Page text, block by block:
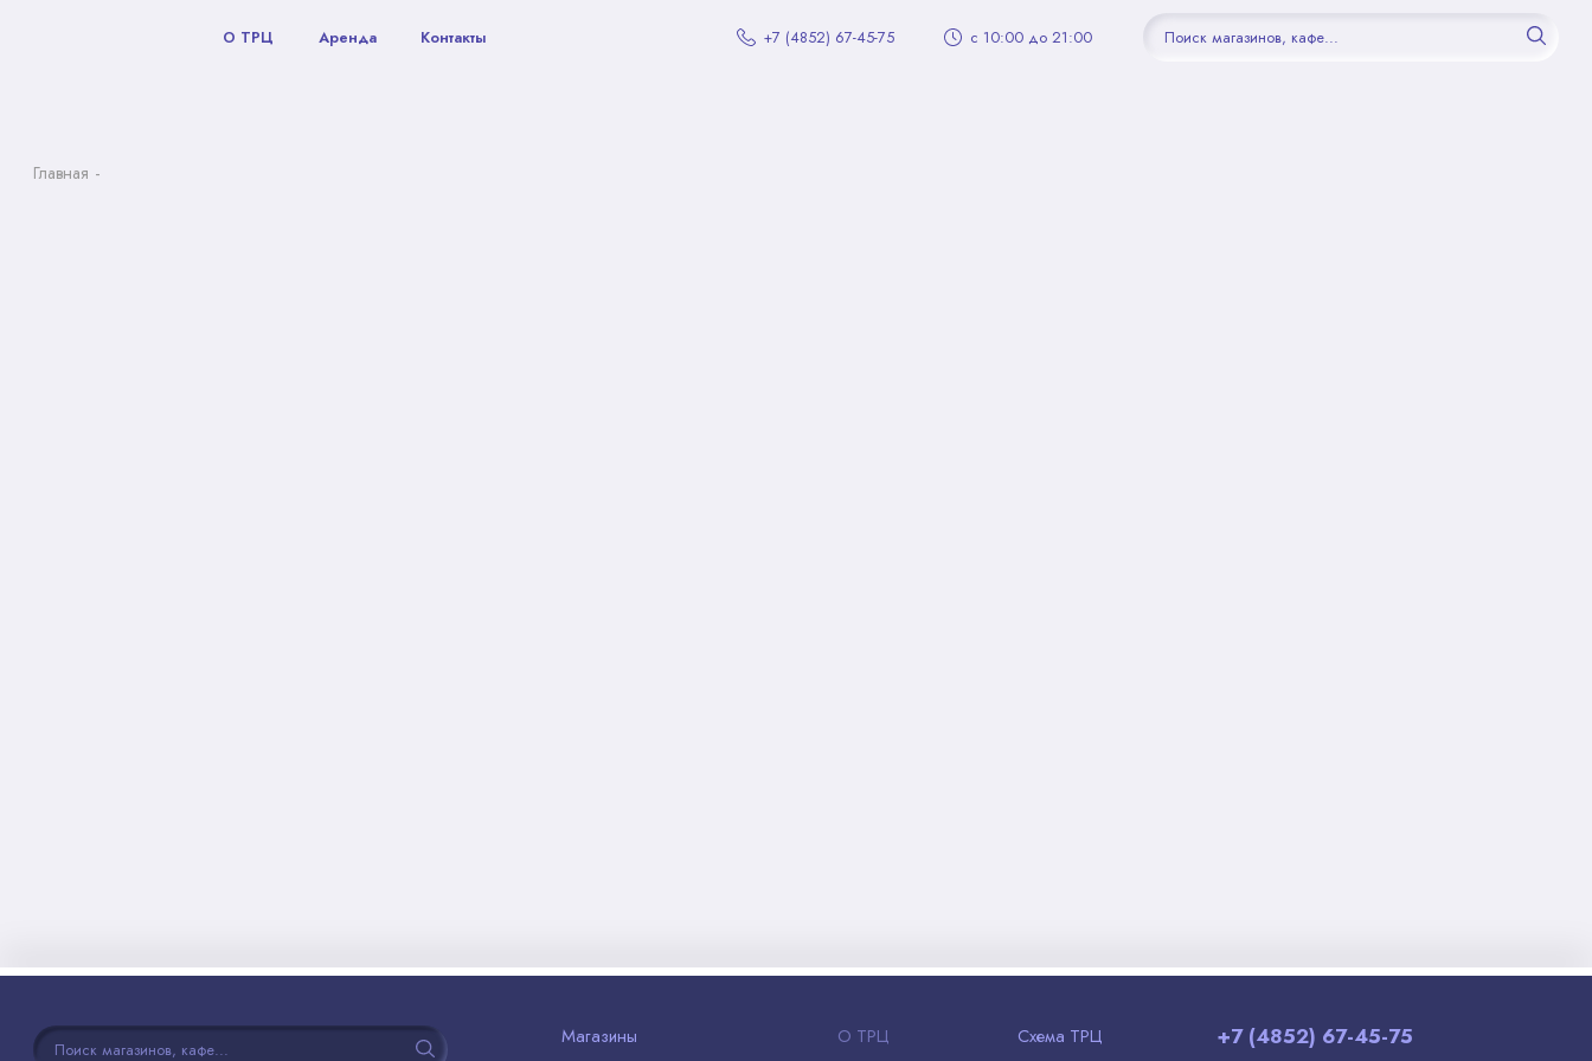
О ТРЦ Аренда Контакты +7 (4852) 67-45-75 с 10:00 до 21:00
Главная
Магазины О ТРЦ Схема ТРЦ +7 (4852) 67-45-75